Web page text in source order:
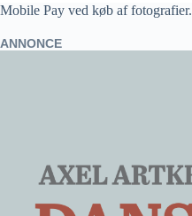
Mobile Pay ved køb af fotografier.
ANNONCE